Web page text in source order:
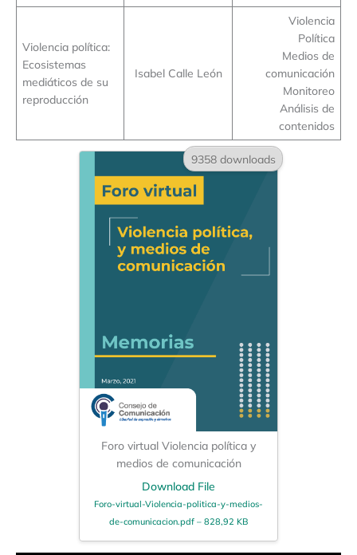
Violencia política:
Ecosistemas
mediáticos de su
reproducción
Isabel Calle León
Violencia
Política
Medios de
comunicación
Monitoreo
Análisis de
contenidos
9358 downloads
Foro virtual Violencia política y
medios de comunicación
Download File
Foro-virtual-Violencia-politica-y-medios-
de-comunicacion.pdf – 828,92 KB